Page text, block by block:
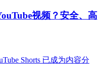
视频？安全、高
Shorts 已成为内容分